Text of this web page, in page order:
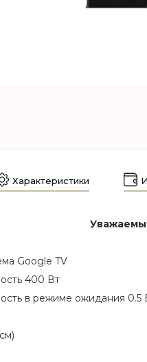
Характеристики
Google TV
400 Вт
в режиме ожидания 0.5